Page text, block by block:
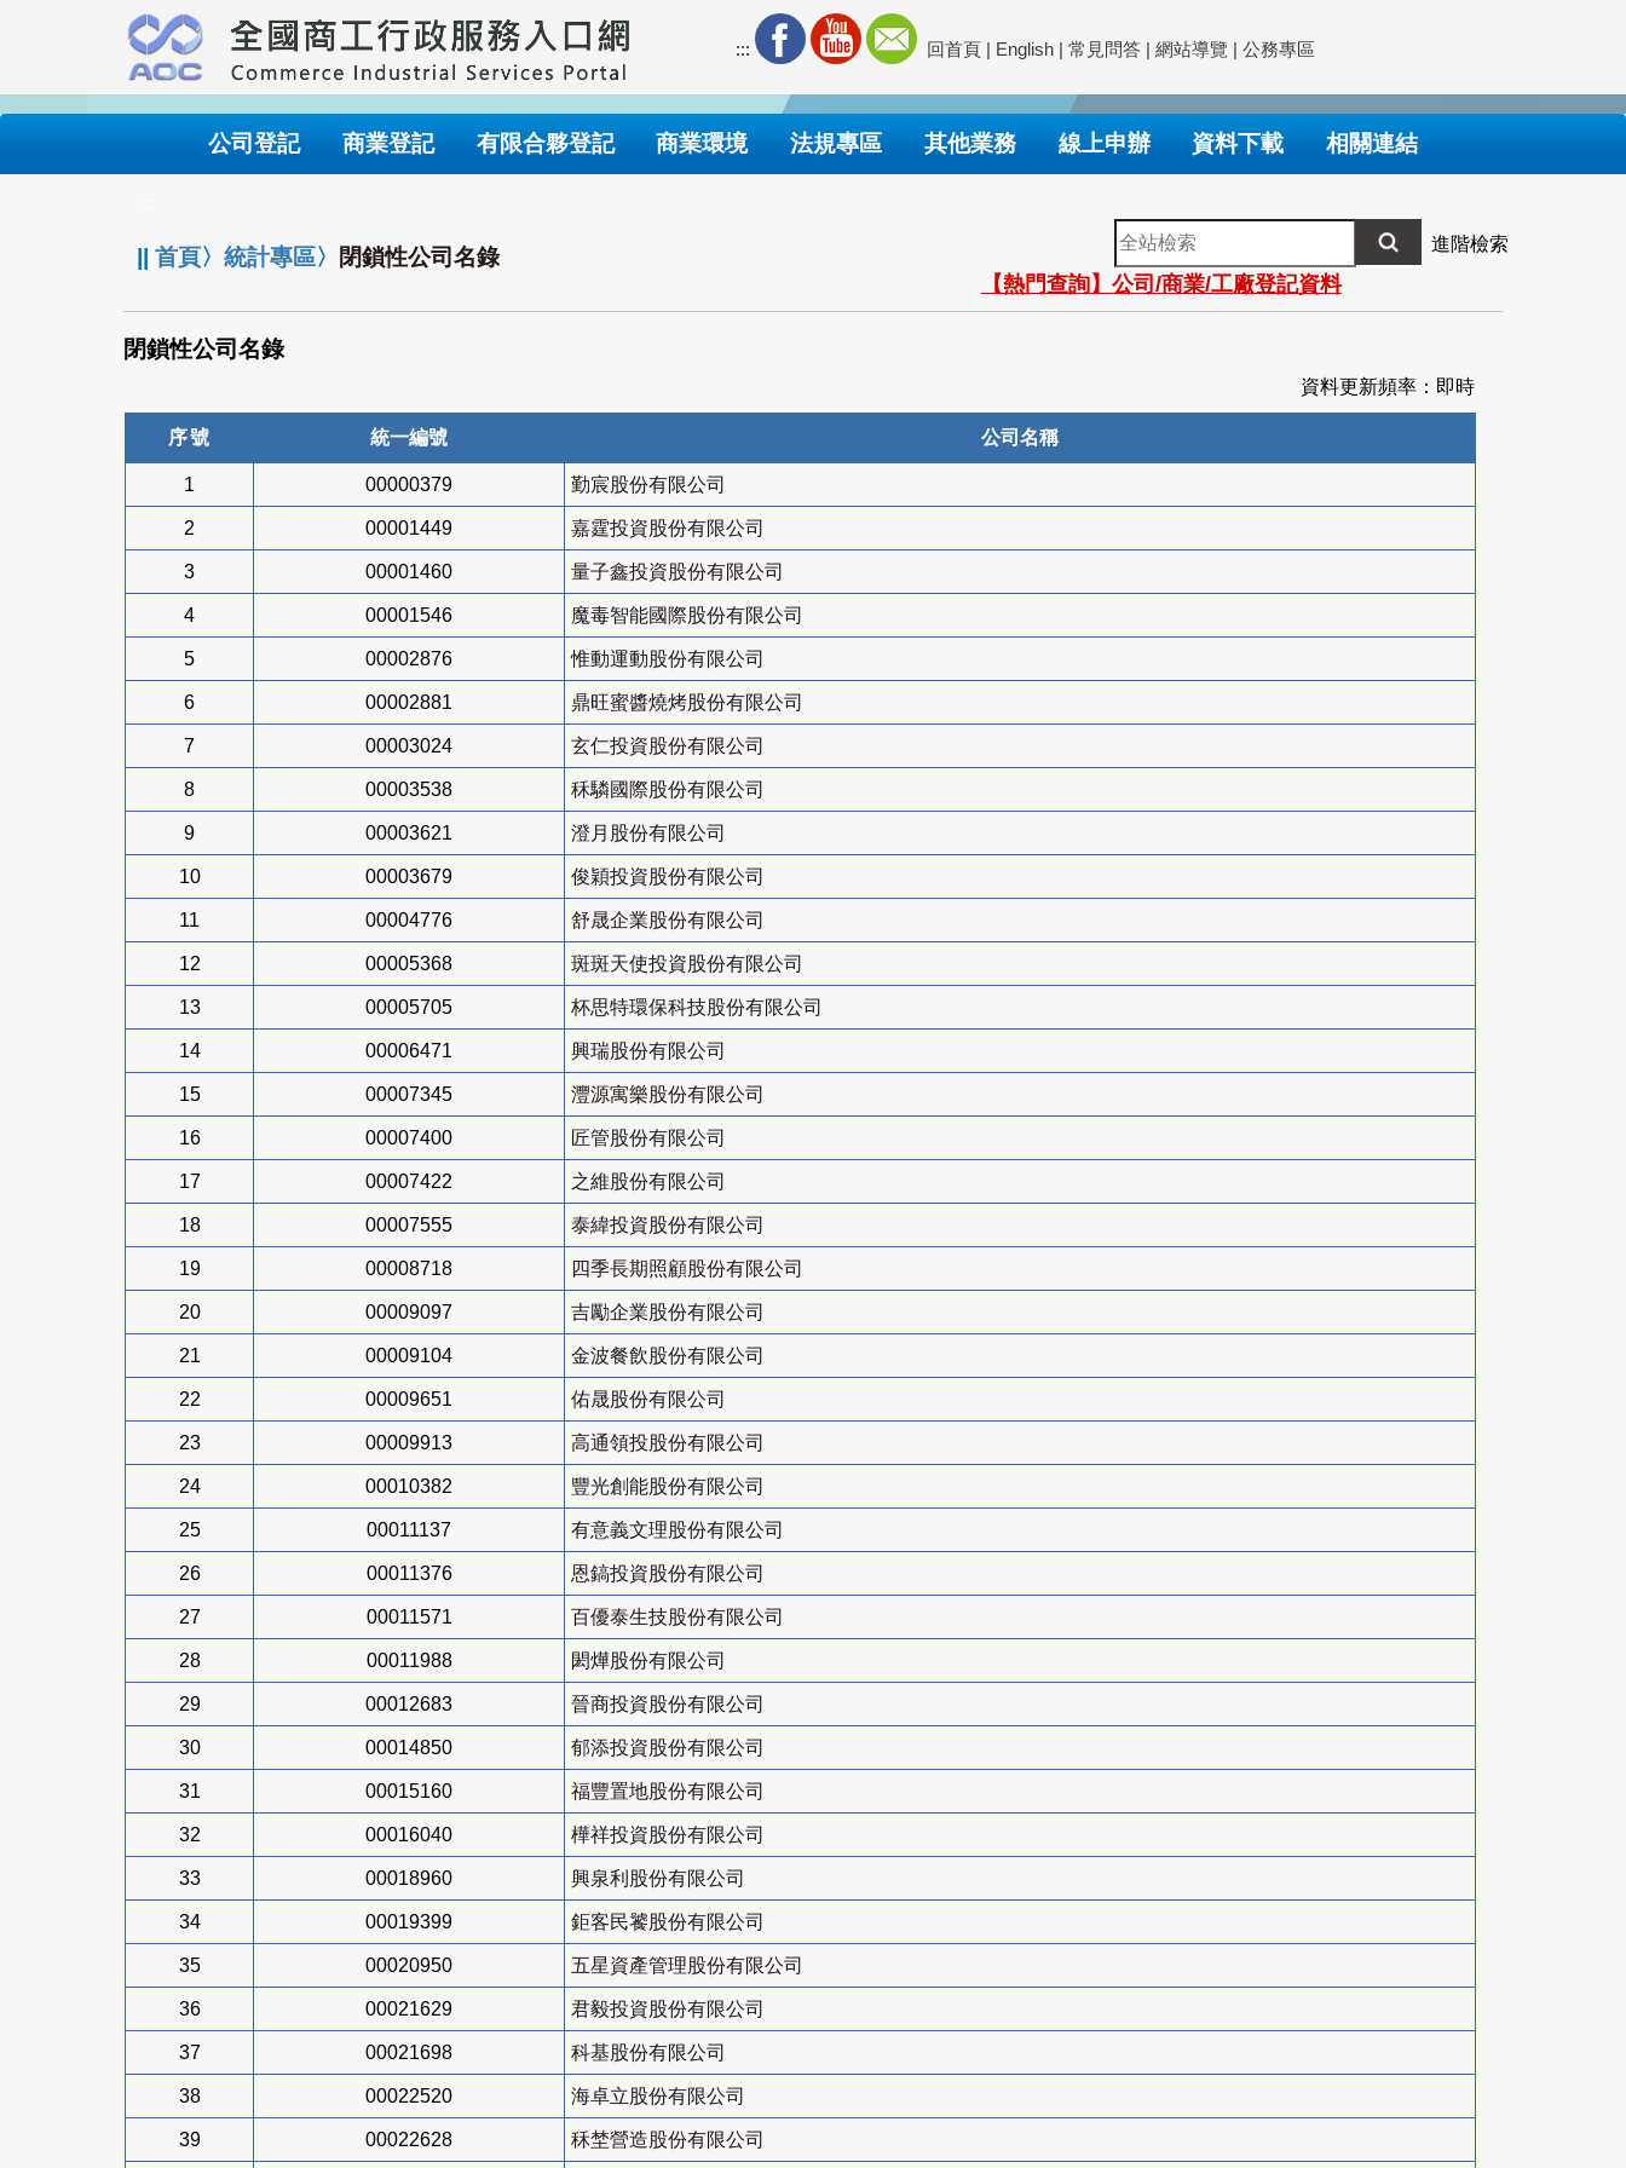
要
內
::: 回首頁 | English | 常見問答 | 網站導覽 | 公務專區
公司登記 商業登記 有限合夥登記 商業環境 法規專區 其他業務 線上申辦 資料下載 相關連結
||首頁〉統計專區〉 閉鎖性公司名錄
全
站
檢
索
進階檢索
【熱門查詢】公司/商業/工廠登記資料
閉鎖性公司名錄
資料更新頻率：即時
序號 統一編號 公司名稱
1 00000379 勤宸股份有限公司
2 00001449 嘉霆投資股份有限公司
3 00001460 量子鑫投資股份有限公司
4 00001546 魔毒智能國際股份有限公司
5 00002876 惟動運動股份有限公司
6 00002881 鼎旺蜜醬燒烤股份有限公司
7 00003024 玄仁投資股份有限公司
8 00003538 秝驎國際股份有限公司
9 00003621 澄月股份有限公司
10 00003679 俊穎投資股份有限公司
11 00004776 舒晟企業股份有限公司
12 00005368 斑斑天使投資股份有限公司
13 00005705 杯思特環保科技股份有限公司
14 00006471 興瑞股份有限公司
15 00007345 灃源寓樂股份有限公司
16 00007400 匠管股份有限公司
17 00007422 之維股份有限公司
18 00007555 泰緯投資股份有限公司
19 00008718 四季長期照顧股份有限公司
20 00009097 吉勵企業股份有限公司
21 00009104 金波餐飲股份有限公司
22 00009651 佑晟股份有限公司
23 00009913 高通領投股份有限公司
24 00010382 豐光創能股份有限公司
25 00011137 有意義文理股份有限公司
26 00011376 恩鎬投資股份有限公司
27 00011571 百優泰生技股份有限公司
28 00011988 閎燁股份有限公司
29 00012683 晉商投資股份有限公司
30 00014850 郁添投資股份有限公司
31 00015160 福豐置地股份有限公司
32 00016040 樺祥投資股份有限公司
33 00018960 興泉利股份有限公司
34 00019399 鉅客民饕股份有限公司
35 00020950 五星資產管理股份有限公司
36 00021629 君毅投資股份有限公司
37 00021698 科基股份有限公司
38 00022520 海卓立股份有限公司
39 00022628 秝埜營造股份有限公司